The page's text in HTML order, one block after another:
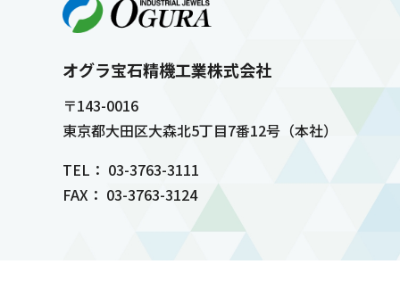
オグラ宝石精機工業株式会社
〒143-0016
東京都大田区大森北5丁目7番12号（本社）
TEL： 03-3763-3111
FAX： 03-3763-3124